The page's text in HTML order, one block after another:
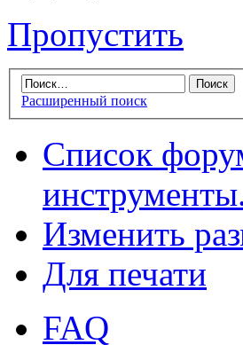
Пропустить
Расширенный поиск
Список
Изменить
Для печати
FAQ